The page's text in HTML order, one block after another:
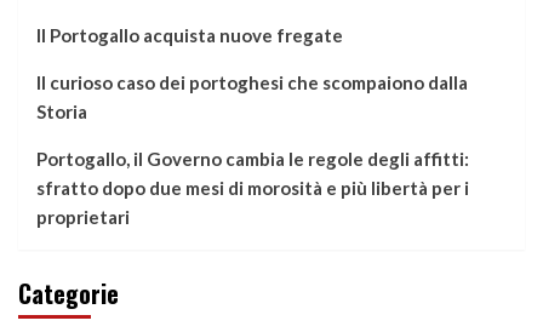
Il Portogallo acquista nuove fregate
Il curioso caso dei portoghesi che scompaiono dalla
Storia
Portogallo, il Governo cambia le regole degli affitti:
sfratto dopo due mesi di morosità e più libertà per i
proprietari
Categorie